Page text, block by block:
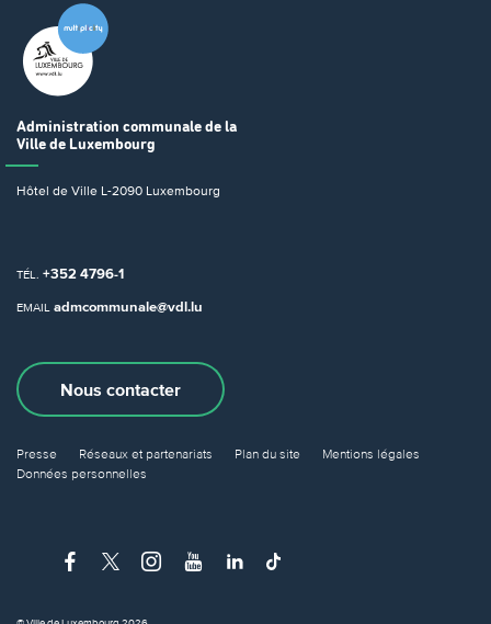
Administration communale de la
Ville de Luxembourg
Hôtel de Ville L-2090 Luxembourg
TÉL. +352 4796-1
EMAIL admcommunale@vdl.lu
Nous contacter
Presse Réseaux et partenariats Plan du site
Mentions légales
Données personnelles